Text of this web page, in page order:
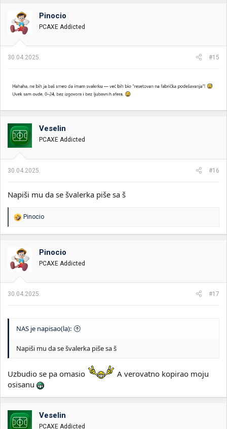
o
v
a
n
:
Pinocio
PCAXE Addicted
30.04.2025. #15
Veselin
PCAXE Addicted
30.04.2025. #16
Napiši mu da se švalerka piše sa š
R
o
v
a
n
:
Pinocio
Pinocio
PCAXE Addicted
30.04.2025. #17
NAS je napisao(la):
Napiši mu da se švalerka piše sa š
Uzbudio se pa omasio
A verovatno kopirao moju
osisanu
Veselin
PCAXE Addicted